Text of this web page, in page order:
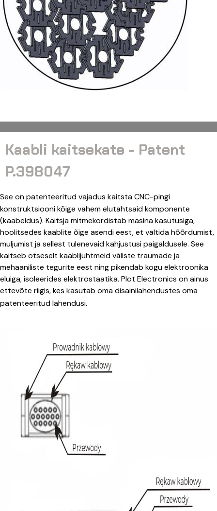
Kaabli kaitsekate - Patent
P.398047
See on patenteeritud vajadus kaitsta CNC-pingi
konstruktsiooni kõige vähem elutähtsaid komponente
(kaabeldus). Kaitsja mitmekordistab masina kasutusiga,
hoolitsedes kaablite õige asendi eest, et vältida hõõrdumist,
muljumist ja sellest tulenevaid kahjustusi paigaldusele. See
kaitseb otseselt kaablijuhtmeid väliste traumade ja
mehaaniliste tegurite eest ning pikendab kogu elektroonika
eluiga, isoleerides elektrostaatika. Plot Electronics on ainus
ettevõte riigis, kes kasutab oma disainilahendustes oma
patenteeritud lahendusi.